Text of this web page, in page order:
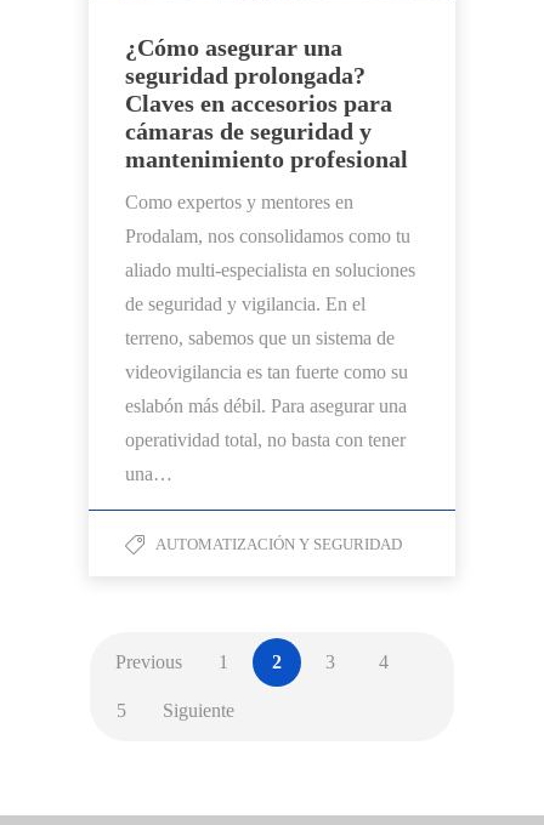
¿Cómo asegurar una
seguridad prolongada?
Claves en accesorios para
cámaras de seguridad y
mantenimiento profesional
Como expertos y mentores en
Prodalam, nos consolidamos como tu
aliado multi-especialista en soluciones
de seguridad y vigilancia. En el
terreno, sabemos que un sistema de
videovigilancia es tan fuerte como su
eslabón más débil. Para asegurar una
operatividad total, no basta con tener
una…
AUTOMATIZACIÓN Y SEGURIDAD
Previous 1 2 3 4
5 Siguiente